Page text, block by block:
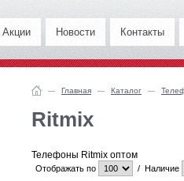
Акции Новости Контакты
Главная Каталог
Ritmix
Телефоны Ritmix оптом
Отображать по / Наличие